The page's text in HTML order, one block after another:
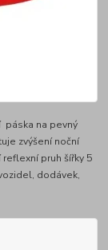
páska na pevný
zvýšení noční
pruh šířky 5
dodávek,